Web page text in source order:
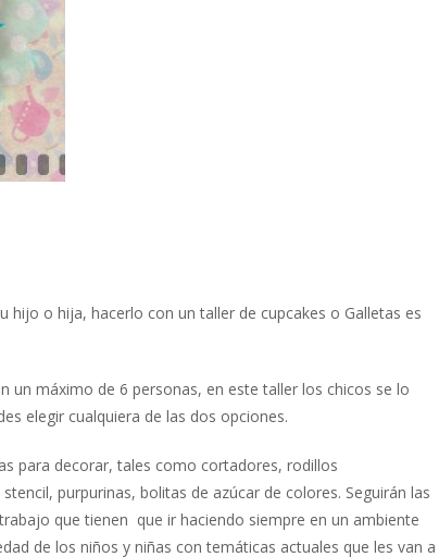
hijo o hija, hacerlo con un taller de cupcakes o Galletas es
un máximo de 6 personas, en este taller los chicos se lo
elegir cualquiera de las dos opciones.
para decorar, tales como cortadores, rodillos
purpurinas, bolitas de azúcar de colores. Seguirán las
que tienen que ir haciendo siempre en un ambiente
de los niños y niñas con temáticas actuales que les van a